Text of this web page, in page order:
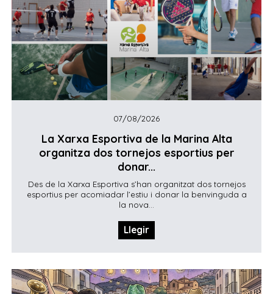
07/08/2026
La Xarxa Esportiva de la Marina Alta
organitza dos tornejos esportius per
donar...
Des de la Xarxa Esportiva s’han organitzat dos tornejos
esportius per acomiadar l’estiu i donar la benvinguda a
la nova...
Llegir